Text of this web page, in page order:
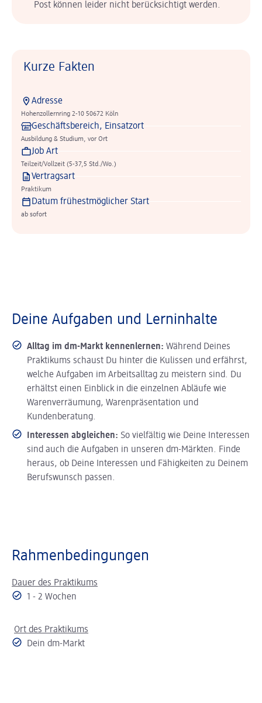
Post können leider nicht berücksichtigt werden.
Kurze Fakten
Adresse
Hohenzollernring 2-10 50672 Köln
Geschäftsbereich, Einsatzort
Ausbildung & Studium, vor Ort
Job Art
Teilzeit/Vollzeit (5-37,5 Std./Wo.)
Vertragsart
Praktikum
Datum frühestmöglicher Start
ab sofort
Deine Aufgaben und Lerninhalte
Alltag im dm-Markt kennenlernen: Während Deines
Praktikums schaust Du hinter die Kulissen und erfährst,
welche Aufgaben im Arbeitsalltag zu meistern sind. Du
erhältst einen Einblick in die einzelnen Abläufe wie
Warenverräumung, Warenpräsentation und
Kundenberatung.
Interessen abgleichen: So vielfältig wie Deine Interessen
sind auch die Aufgaben in unseren dm-Märkten. Finde
heraus, ob Deine Interessen und Fähigkeiten zu Deinem
Berufswunsch passen.
Rahmenbedingungen
Dauer des Praktikums
1 - 2 Wochen
Ort des Praktikums
Dein dm-Markt